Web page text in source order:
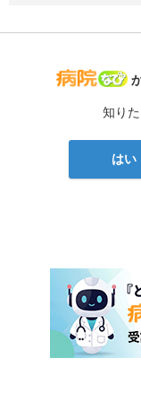
知り
はい